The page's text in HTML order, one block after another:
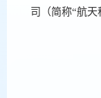
司（简称“航